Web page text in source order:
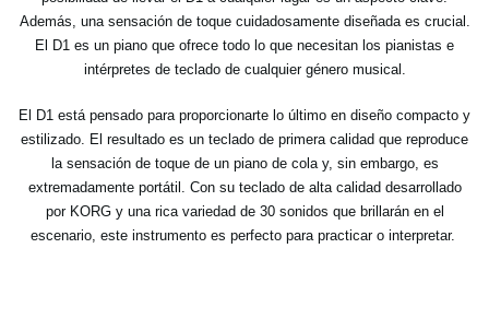
Además, una sensación de toque cuidadosamente diseñada es crucial.
El D1 es un piano que ofrece todo lo que necesitan los pianistas e
intérpretes de teclado de cualquier género musical.
El D1 está pensado para proporcionarte lo último en diseño compacto y
estilizado. El resultado es un teclado de primera calidad que reproduce
la sensación de toque de un piano de cola y, sin embargo, es
extremadamente portátil. Con su teclado de alta calidad desarrollado
por KORG y una rica variedad de 30 sonidos que brillarán en el
escenario, este instrumento es perfecto para practicar o interpretar.